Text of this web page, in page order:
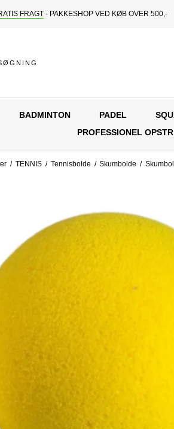
FRAGT- PAKKESHOP VED KØB OVER 500,-
BADMINTON PADEL
PROFESSIONEL
/ TENNIS / Tennisbolde / Skumbolde /